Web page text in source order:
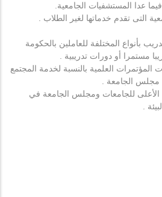
عدا المستشفيات الجامعية.
التى تقدم خدماتها لغير الطلاب .
بأنواع المختلفة للعاملين بالحكومة
مستمرا أو دورات تدريبية .
المؤتمرات العلمية بالنسبة لخدمة المجتمع
مجلس الجامعة .
الأعلى للجامعات ومجلس الجامعة في
.